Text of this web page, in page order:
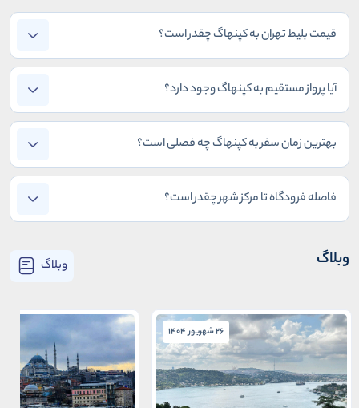
قیمت بلیط تهران به کپنهاگ چقدر است؟
آیا پرواز مستقیم به کپنهاگ وجود دارد؟
بهترین زمان سفر به کپنهاگ چه فصلی است؟
فاصله فرودگاه تا مرکز شهر چقدر است؟
وبلاگ وبلاگ
26 شهریور 1404